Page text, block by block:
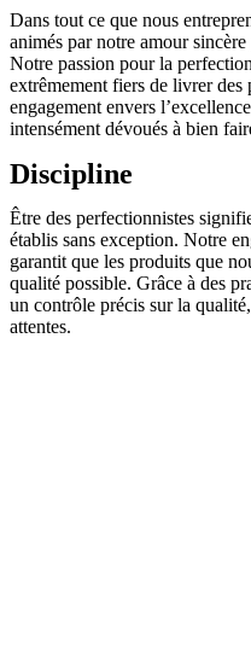
Dans tout ce que nous
animés par notre amour
Notre passion pour la
extrêmement fiers de livrer
engagement envers
intensément dévoués à bien
Discipline
Être des perfectionnistes
établis sans exception. Notre
garantit que les produits que
qualité possible. Grâce à des
un contrôle précis sur la
attentes.